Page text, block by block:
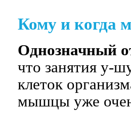
Кому и когда
Однозначный
что занятия у-
клеток
мышцы уже